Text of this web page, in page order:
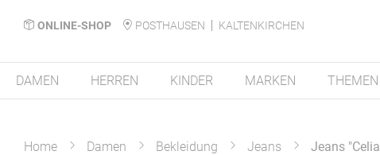
ONLINE-SHOP POSTHAUSEN
KALTENKIRCHEN
DAMEN HERREN KINDER MARKEN THEMEN
Home Damen Bekleidung Jeans Jeans